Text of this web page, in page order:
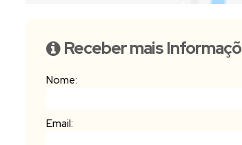
Receber mais
Nome:
Email: